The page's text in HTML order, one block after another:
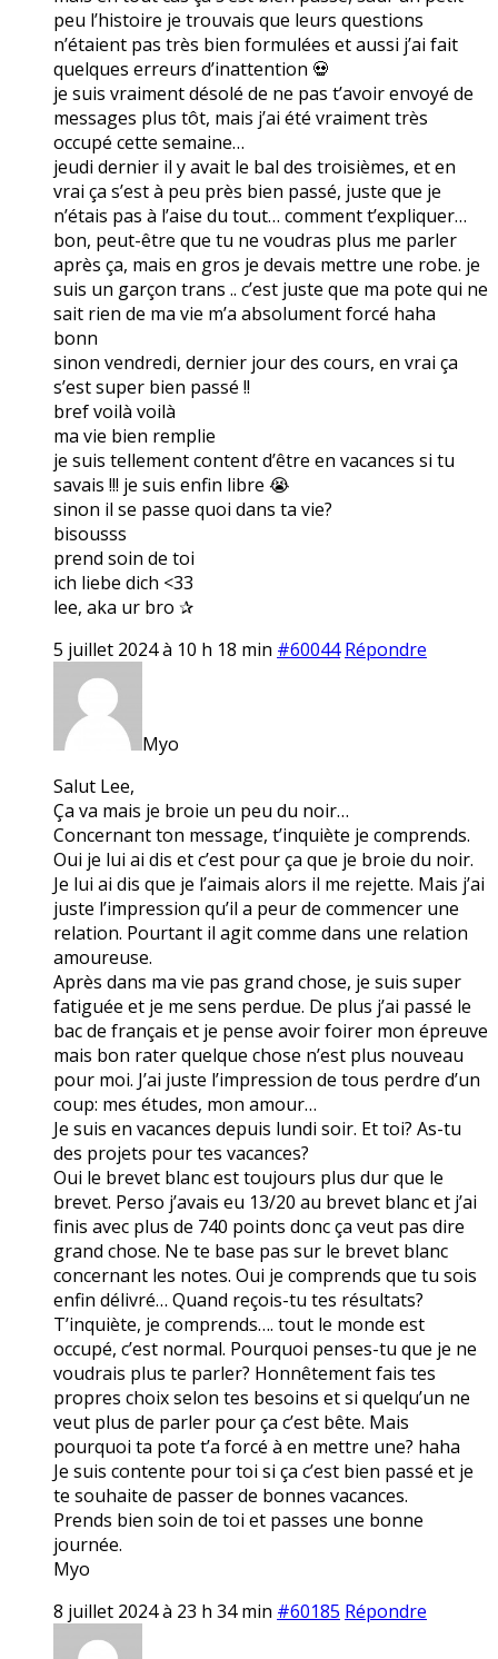
peu l’histoire je trouvais que leurs questions
n’étaient pas très bien formulées et aussi j’ai fait
quelques erreurs d’inattention 💀
je suis vraiment désolé de ne pas t’avoir envoyé de
messages plus tôt, mais j’ai été vraiment très
occupé cette semaine…
jeudi dernier il y avait le bal des troisièmes, et en
vrai ça s’est à peu près bien passé, juste que je
n’étais pas à l’aise du tout… comment t’expliquer…
bon, peut-être que tu ne voudras plus me parler
après ça, mais en gros je devais mettre une robe. je
suis un garçon trans .. c’est juste que ma pote qui ne
sait rien de ma vie m’a absolument forcé haha
bonn
sinon vendredi, dernier jour des cours, en vrai ça
s’est super bien passé !!
bref voilà voilà
ma vie bien remplie
je suis tellement content d’être en vacances si tu
savais !!! je suis enfin libre 😭
sinon il se passe quoi dans ta vie?
bisousss
prend soin de toi
ich liebe dich <33
lee, aka ur bro ✰
5 juillet 2024 à 10 h 18 min #60044 Répondre
Myo
Salut Lee,
Ça va mais je broie un peu du noir…
Concernant ton message, t’inquiète je comprends.
Oui je lui ai dis et c’est pour ça que je broie du noir.
Je lui ai dis que je l’aimais alors il me rejette. Mais j’ai
juste l’impression qu’il a peur de commencer une
relation. Pourtant il agit comme dans une relation
amoureuse.
Après dans ma vie pas grand chose, je suis super
fatiguée et je me sens perdue. De plus j’ai passé le
bac de français et je pense avoir foirer mon épreuve
mais bon rater quelque chose n’est plus nouveau
pour moi. J’ai juste l’impression de tous perdre d’un
coup: mes études, mon amour…
Je suis en vacances depuis lundi soir. Et toi? As-tu
des projets pour tes vacances?
Oui le brevet blanc est toujours plus dur que le
brevet. Perso j’avais eu 13/20 au brevet blanc et j’ai
finis avec plus de 740 points donc ça veut pas dire
grand chose. Ne te base pas sur le brevet blanc
concernant les notes. Oui je comprends que tu sois
enfin délivré… Quand reçois-tu tes résultats?
T’inquiète, je comprends…. tout le monde est
occupé, c’est normal. Pourquoi penses-tu que je ne
voudrais plus te parler? Honnêtement fais tes
propres choix selon tes besoins et si quelqu’un ne
veut plus de parler pour ça c’est bête. Mais
pourquoi ta pote t’a forcé à en mettre une? haha
Je suis contente pour toi si ça c’est bien passé et je
te souhaite de passer de bonnes vacances.
Prends bien soin de toi et passes une bonne
journée.
Myo
8 juillet 2024 à 23 h 34 min #60185 Répondre